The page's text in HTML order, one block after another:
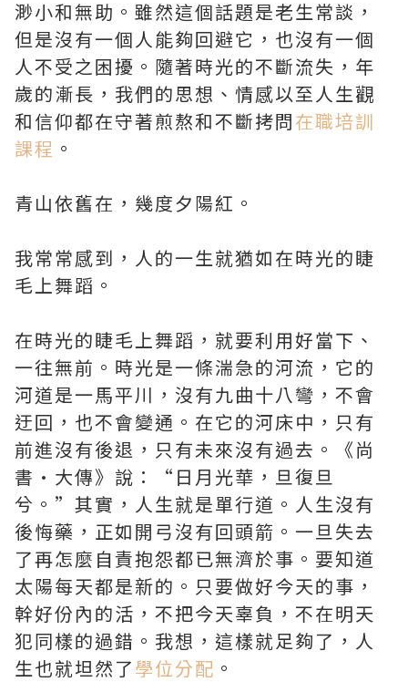
渺小和無助。雖然這個話題是老生常談，
但是沒有一個人能夠回避它，也沒有一個
人不受之困擾。隨著時光的不斷流失，年
歲的漸長，我們的思想、情感以至人生觀
和信仰都在守著煎熬和不斷拷問在職培訓
課程 。
青山依舊在，幾度夕陽紅。
我常常感到，人的一生就猶如在時光的睫
毛上舞蹈。
在時光的睫毛上舞蹈，就要利用好當下、
一往無前。時光是一條湍急的河流，它的
河道是一馬平川，沒有九曲十八彎，不會
迂回，也不會變通。在它的河床中，只有
前進沒有後退，只有未來沒有過去。《尚
書·大傳》說：“日月光華，旦復旦
兮。”其實，人生就是單行道。人生沒有
後悔藥，正如開弓沒有回頭箭。一旦失去
了再怎麼自責抱怨都已無濟於事。要知道
太陽每天都是新的。只要做好今天的事，
幹好份內的活，不把今天辜負，不在明天
犯同樣的過錯。我想，這樣就足夠了，人
生也就坦然了學位分配 。